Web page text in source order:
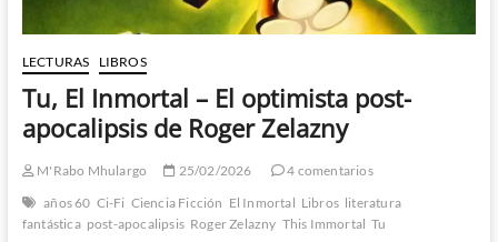
LECTURAS LIBROS
Tu, El Inmortal – El optimista post-
apocalipsis de Roger Zelazny
M'Rabo Mhulargo 25/02/2026
4 comentarios
años 60 Ci-Fi Ciencia Ficción El Inmortal Libros literatura
fantástica post-apocalipsis Roger Zelazny This Immortal Tu